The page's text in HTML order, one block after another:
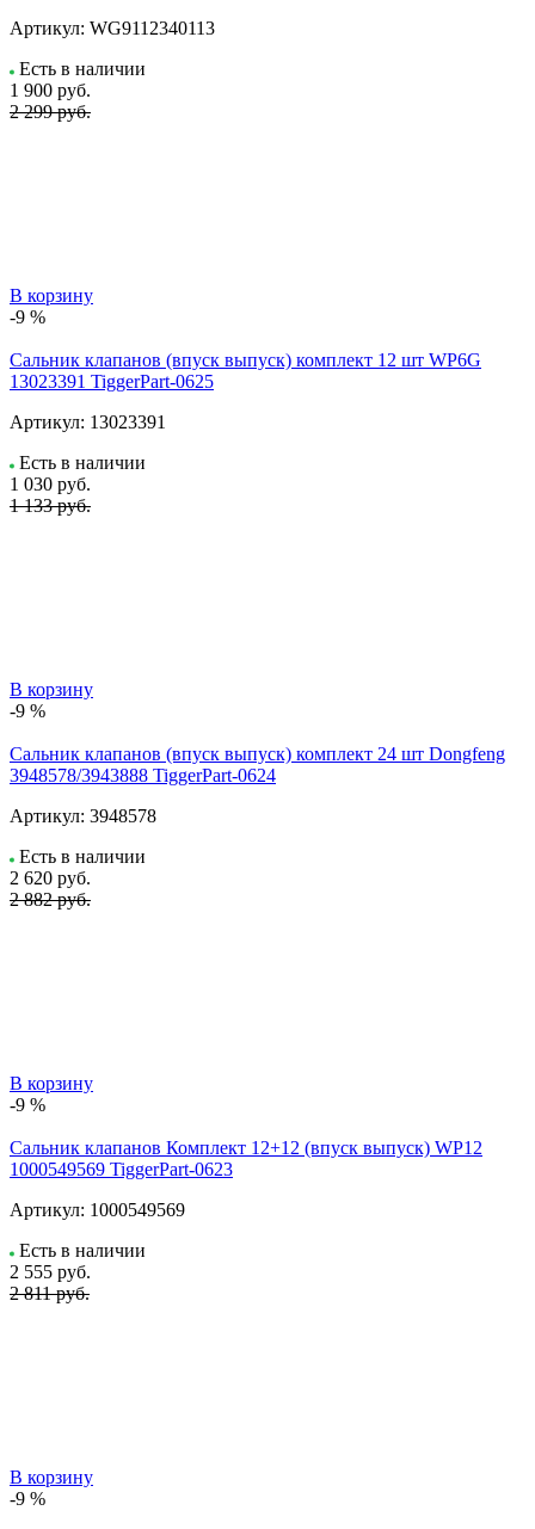
Артикул: WG9112340113
Есть в наличии
1 900 руб.
2 299 руб.
В корзину
-9 %
Сальник клапанов (впуск выпуск) комплект 12 шт WP6G
13023391 TiggerPart-0625
Артикул: 13023391
Есть в наличии
1 030 руб.
1 133 руб.
В корзину
-9 %
Сальник клапанов (впуск выпуск) комплект 24 шт Dongfeng
3948578/3943888 TiggerPart-0624
Артикул: 3948578
Есть в наличии
2 620 руб.
2 882 руб.
В корзину
-9 %
Сальник клапанов Комплект 12+12 (впуск выпуск) WP12
1000549569 TiggerPart-0623
Артикул: 1000549569
Есть в наличии
2 555 руб.
2 811 руб.
В корзину
-9 %